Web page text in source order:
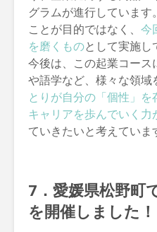
グラムが進行していま
ことが目的ではなく、 今
を磨くものとして実施し
今後は、この起業コー
や語学など、様々な領域
とりが自分の「個性」
キャリアを歩んでいく
ていきたいと考えていま
7．愛媛県松野町
を開催しました！